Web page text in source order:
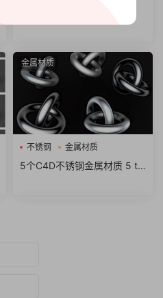
预设 Redshift Mutating Mat
金属材质
不锈钢 金属材质
5个C4D不锈钢金属材质 5 to